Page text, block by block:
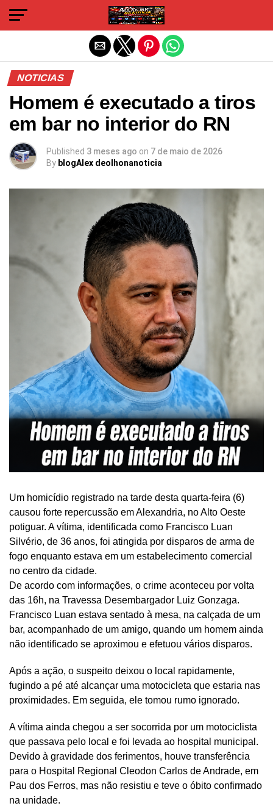
NOTICIAS
Homem é executado a tiros
em bar no interior do RN
Published 3 meses ago on 7 de maio de 2026
By blogAlex deolhonanoticia
Um homicídio registrado na tarde desta quarta-feira (6)
causou forte repercussão em Alexandria, no Alto Oeste
potiguar. A vítima, identificada como Francisco Luan
Silvério, de 36 anos, foi atingida por disparos de arma de
fogo enquanto estava em um estabelecimento comercial
no centro da cidade.
De acordo com informações, o crime aconteceu por volta
das 16h, na Travessa Desembargador Luiz Gonzaga.
Francisco Luan estava sentado à mesa, na calçada de um
bar, acompanhado de um amigo, quando um homem ainda
não identificado se aproximou e efetuou vários disparos.
Após a ação, o suspeito deixou o local rapidamente,
fugindo a pé até alcançar uma motocicleta que estaria nas
proximidades. Em seguida, ele tomou rumo ignorado.
A vítima ainda chegou a ser socorrida por um motociclista
que passava pelo local e foi levada ao hospital municipal.
Devido à gravidade dos ferimentos, houve transferência
para o Hospital Regional Cleodon Carlos de Andrade, em
Pau dos Ferros, mas não resistiu e teve o óbito confirmado
na unidade.
Sair da versão mobile